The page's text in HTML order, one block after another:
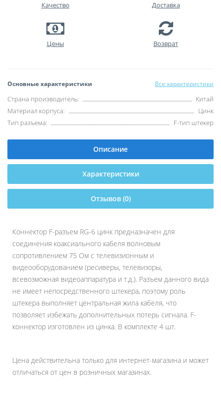
Качество Доставка
Цены Возврат
Основные характеристики Все характеристики
Страна производитель:
Китай
Материал корпуса:
Цинк
Тип разъема:
F-тип штекер
Описание
Характеристики
Отзывов (0)
Коннектор F-разъем RG-6 цинк предназначен для
соединения коаксиального кабеля волновым
сопротивлением 75 Ом с телевизионным и
видеооборудованием (ресиверы, телевизоры,
всевозможная видеоаппаратура и т.д.). Разъем данного вида
не имеет непосредственного штекера, поэтому роль
штекера выполняет центральная жила кабеля, что
позволяет избежать дополнительных потерь сигнала. F-
коннектор изготовлен из цинка. В комплекте 4 шт.
Цена действительна только для интернет-магазина и может
отличаться от цен в розничных магазинах.